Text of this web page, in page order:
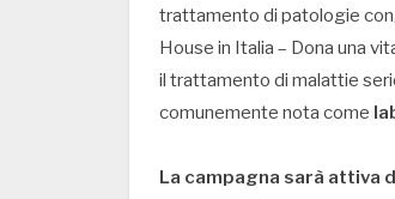
trattamento di patologie
House in Italia – Dona una
il trattamento di malattie
comunemente nota come
La campagna sarà attiva